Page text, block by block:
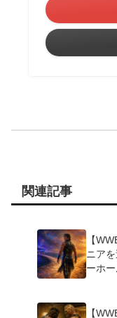
関連記事
【
ニア
ーホ
【